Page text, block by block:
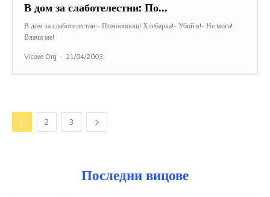
В дом за слаботелестни: По…
В дом за слаботелестни:- Помооооощ! Хлебарка!- Убий я!- Не мога!
Влачи ме!
Vicove Org - 21/04/2003
1 2 3
Последни вицове